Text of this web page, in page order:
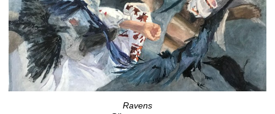
Ravens